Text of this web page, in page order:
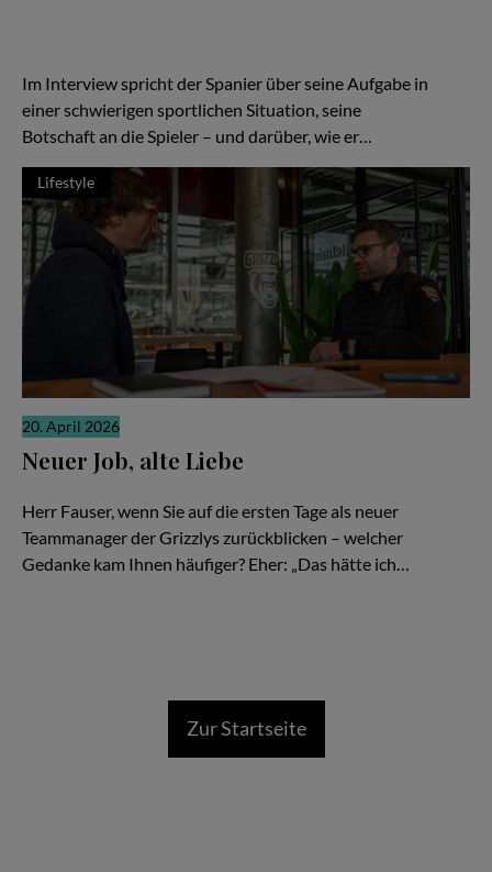
Im Interview spricht der Spanier über seine Aufgabe in
einer schwierigen sportlichen Situation, seine
Botschaft an die Spieler – und darüber, wie er…
Lifestyle
20. April 2026
Neuer Job, alte Liebe
Herr Fauser, wenn Sie auf die ersten Tage als neuer
Teammanager der Grizzlys zurückblicken – welcher
Gedanke kam Ihnen häufiger? Eher: „Das hätte ich…
Zur Startseite